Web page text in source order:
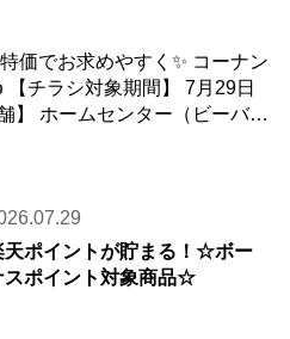
価でお求めやすく✨ コーナン
天ポイントが貯まる！☆ボー
スポイント対象商品☆